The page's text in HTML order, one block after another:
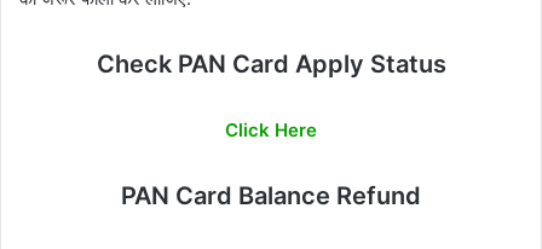
Check PAN Card Apply Status
Click Here
PAN Card Balance Refund